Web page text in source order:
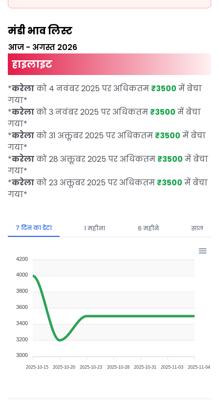
मंडी भाव लिस्ट
आज - अगस्त 2026
हाइलाइट
*करेलाको 4 नवंबर 2025 पर अधिकतम ₹3500 में बेचा
गया*
*करेलाको 3 नवंबर 2025 पर अधिकतम ₹3500 में बेचा
गया*
*करेलाको 31 अक्तूबर 2025 पर अधिकतम ₹3500 में बेचा
गया*
*करेलाको 28 अक्तूबर 2025 पर अधिकतम ₹3500 में बेचा
गया*
*करेलाको 23 अक्तूबर 2025 पर अधिकतम ₹3500 में बेचा
गया*
7 दिन का डेटा 1 महीना 6 महीने साल
4200
4000
3800
3600
3400
3200
3000
2025-10-15 2025-10-20 2025-10-23 2025-10-28 2025-10-31 2025-11-03 2025-11-04